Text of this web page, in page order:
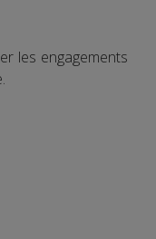
les engagements